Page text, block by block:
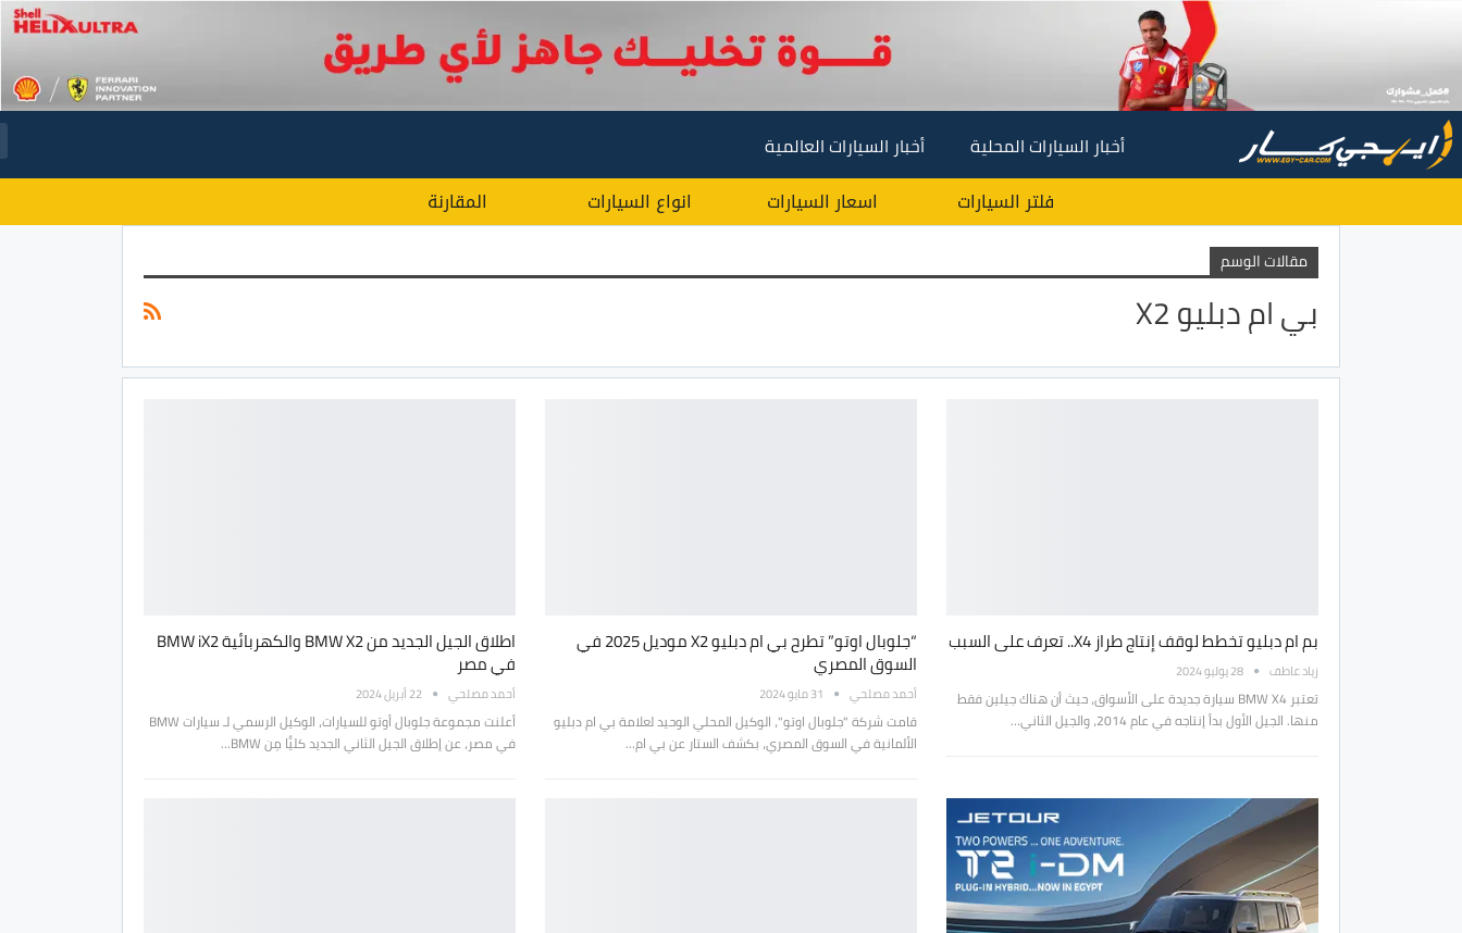
أخبار السيارات المحلية أخبار السيارات العالمية
فلتر السيارات اسعار السيارات انواع السيارات المقارنة
مقالات الوسم
بي ام دبليو X2
بم ام دبليو تخطط لوقف إنتاج طراز X4.. تعرف على السبب
زياد عاطف 28 يوليو 2024
تعتبر BMW X4 سيارة جديدة على الأسواق، حيث أن هناك جيلين فقط
منها. الجيل الأول بدأ إنتاجه في عام 2014، والجيل الثاني…
“جلوبال اوتو” تطرح بي ام دبليو X2 موديل 2025 في
السوق المصري
أحمد مصلحي 31 مايو 2024
قامت شركة "جلوبال اوتو"، الوكيل المحلي الوحيد لعلامة بي ام دبليو
الألمانية في السوق المصري، بكشف الستار عن بي ام…
اطلاق الجيل الجديد من BMW X2 والكهربائية BMW iX2
في مصر
أحمد مصلحي 22 أبريل 2024
أعلنت مجموعة جلوبال أوتو للسيارات، الوكيل الرسمي لـ سيارات BMW
في مصر، عن إطلاق الجيل الثاني الجديد كليًّا مِن BMW…